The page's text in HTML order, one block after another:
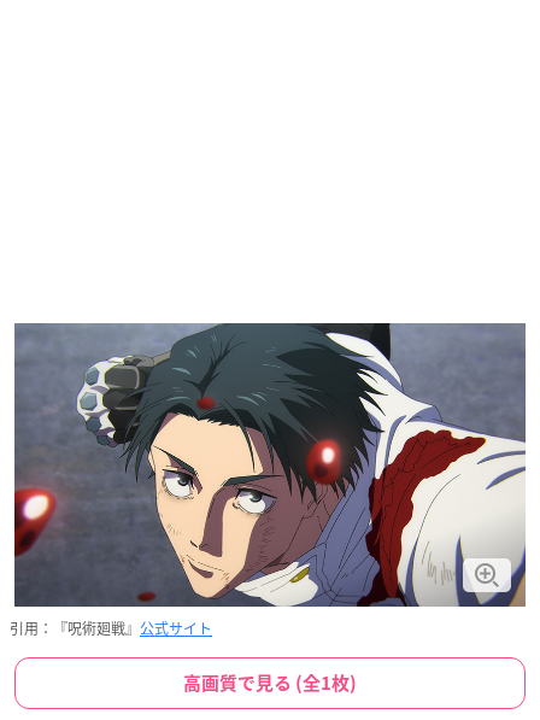
引用：『呪術廻戦』 公式サイト
高画質で見る (全1枚)